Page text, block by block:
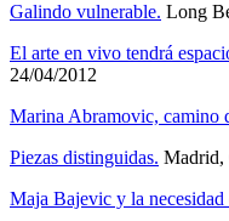
Galindo vulnerable. Long
El arte en vivo tendrá
24/04/2012
Marina Abramovic, camino
Piezas distinguidas. Madrid,
Maja Bajevic y la necesidad